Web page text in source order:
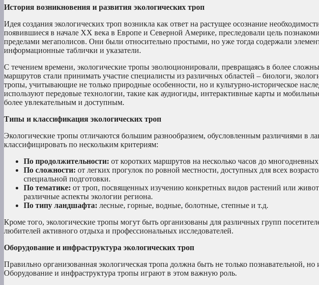
История возникновения и развития экологических троп
Идея создания экологических троп возникла как ответ на растущее осознание
появившиеся в начале XX века в Европе и Северной Америке, преследовали цель
пределами мегаполисов. Они были относительно простыми, но уже тогда содержали
информационные таблички и указатели.
С течением времени, экологические тропы эволюционировали, превращаясь в более
маршрутов стали принимать участие специалисты из различных областей – биологи,
тропы, учитывающие не только природные особенности, но и культурно-историческое
используют передовые технологии, такие как аудиогиды, интерактивные карты и
более увлекательным и доступным.
Типы и классификация экологических троп
Экологические тропы отличаются большим разнообразием, обусловленным различиями в
классифицировать по нескольким критериям:
По продолжительности: от коротких маршрутов на несколько часов до
По сложности: от легких прогулок по ровной местности, доступных для всех
специальной подготовки.
По тематике: от троп, посвященных изучению конкретных видов растений или
различные аспекты экологии региона.
По типу ландшафта: лесные, горные, водные, болотные, степные и т.д.
Кроме того, экологические тропы могут быть организованы для различных групп
любителей активного отдыха и профессиональных исследователей.
Оборудование и инфраструктура экологических троп
Правильно организованная экологическая тропа должна быть не только познавательной,
Оборудование и инфраструктура тропы играют в этом важную роль.